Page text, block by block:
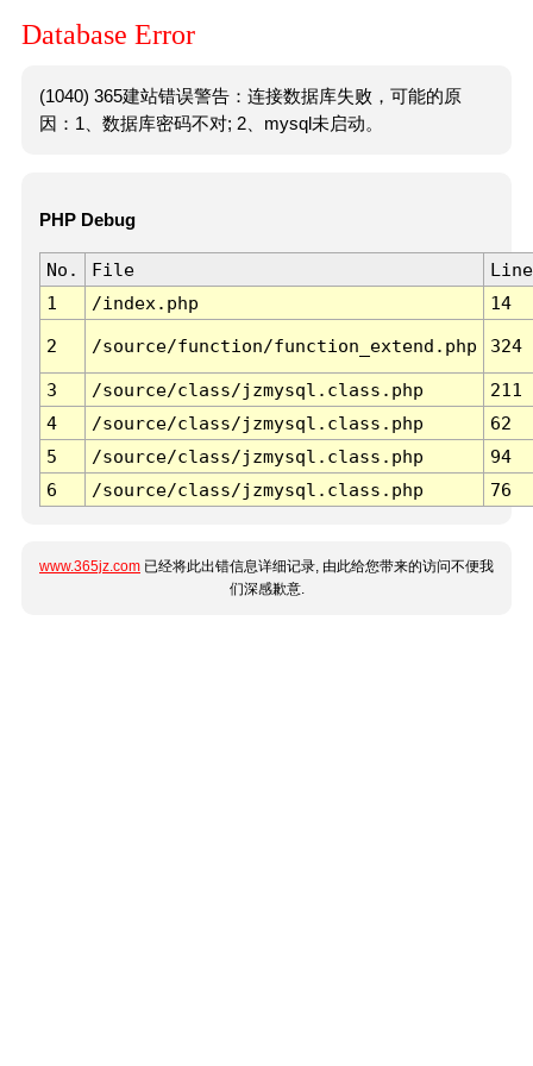
Database Error
(1040) 365建站错误警告：连接数据库失败，可能的原
因：1、数据库密码不对; 2、mysql未启动。
PHP Debug
No. File
Line
1
/index.php 14
2 /source/function/function_extend.php 324
3 /source/class/jzmysql.class.php
211
4
/source/class/jzmysql.class.php
62
5
/source/class/jzmysql.class.php
94
6
/source/class/jzmysql.class.php 76
www.365jz.com 已经将此出错信息详细记录, 由此给您带来的访问不便我
们深感歉意.